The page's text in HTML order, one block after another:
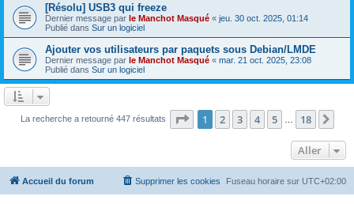
[Résolu] USB3 qui freeze
Dernier message par le Manchot Masqué « jeu. 30 oct. 2025, 01:14
Publié dans Sur un logiciel
Ajouter vos utilisateurs par paquets sous Debian/LMDE
Dernier message par le Manchot Masqué « mar. 21 oct. 2025, 23:08
Publié dans Sur un logiciel
La recherche a retourné 447 résultats Page 1sur18
1 2 3 4 5 18
Aller
Accueil du forum Fuseau horaire sur UTC+02:00
Supprimer les cookies